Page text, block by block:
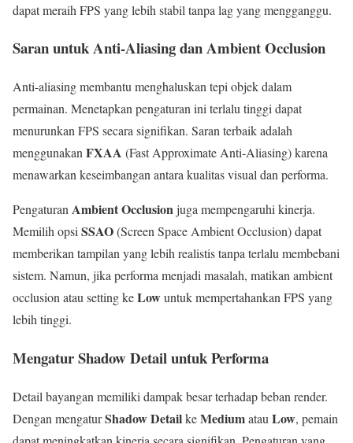
dapat meraih FPS yang lebih stabil tanpa lag yang mengganggu.
Saran untuk Anti-Aliasing dan Ambient Occlusion
Anti-aliasing membantu menghaluskan tepi objek dalam
permainan. Menetapkan pengaturan ini terlalu tinggi dapat
menurunkan FPS secara signifikan. Saran terbaik adalah
menggunakan FXAA (Fast Approximate Anti-Aliasing) karena
menawarkan keseimbangan antara kualitas visual dan performa.
Pengaturan Ambient Occlusionjuga mempengaruhi kinerja.
Memilih opsi SSAO(Screen Space Ambient Occlusion) dapat
memberikan tampilan yang lebih realistis tanpa terlalu membebani
sistem. Namun, jika performa menjadi masalah, matikan ambient
occlusion atau setting keLowuntuk mempertahankan FPS yang
lebih tinggi.
Mengatur Shadow Detail untuk Performa
Detail bayangan memiliki dampak besar terhadap beban render.
Dengan mengaturShadow DetailkeMediumatau Low, pemain